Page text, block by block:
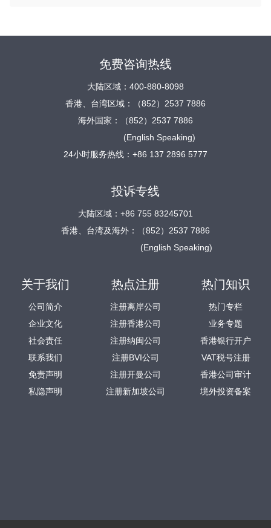
免费咨询热线
大陆区域：400-880-8098
香港、台湾区域：（852）2537 7886
海外国家：（852）2537 7886
(English Speaking)
24小时服务热线：+86 137 2896 5777
投诉专线
大陆区域：+86 755 83245701
香港、台湾及海外：（852）2537 7886
(English Speaking)
关于我们
公司简介
企业文化
社会责任
联系我们
免责声明
私隐声明
热点注册
注册离岸公司
注册香港公司
注册纳闽公司
注册BVI公司
注册开曼公司
注册新加坡公司
热门知识
热门专栏
业务专题
香港银行开户
VAT税号注册
香港公司审计
境外投资备案